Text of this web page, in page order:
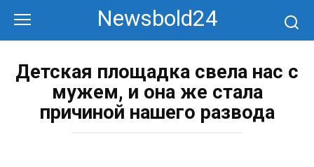
контенту
Newsbold24
Детская площадка свела нас с
мужем, и она же стала
причиной нашего развода